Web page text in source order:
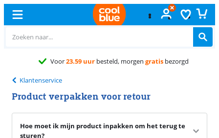
Voor23.59 uurbesteld, morgen gratisbezorgd
Klantenservice
Product verpakken voor retour
Hoe moet ik mijn product inpakken om het terug te
sturen?